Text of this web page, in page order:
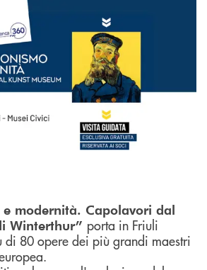
e modernità. Capolavori dal
Winterthur” porta in Friuli
80 opere dei più grandi maestri